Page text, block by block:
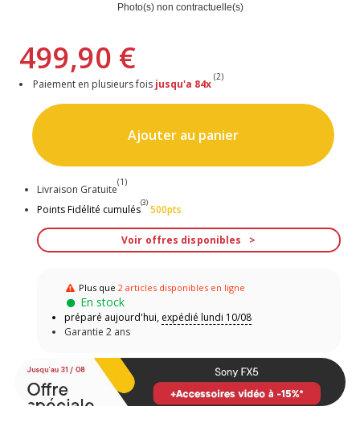
Photo(s) non contractuelle(s)
499,90 €
Paiement en plusieurs fois jusqu'a 84x
(2)
Ajouter au panier
Livraison Gratuite
(1)
Points Fidélité cumulés
(3)
500pts
Voir offres disponibles
Plus que2 articles disponibles en ligne
En stock
préparé aujourd'hui, expédié lundi 10/08
Garantie 2 ans